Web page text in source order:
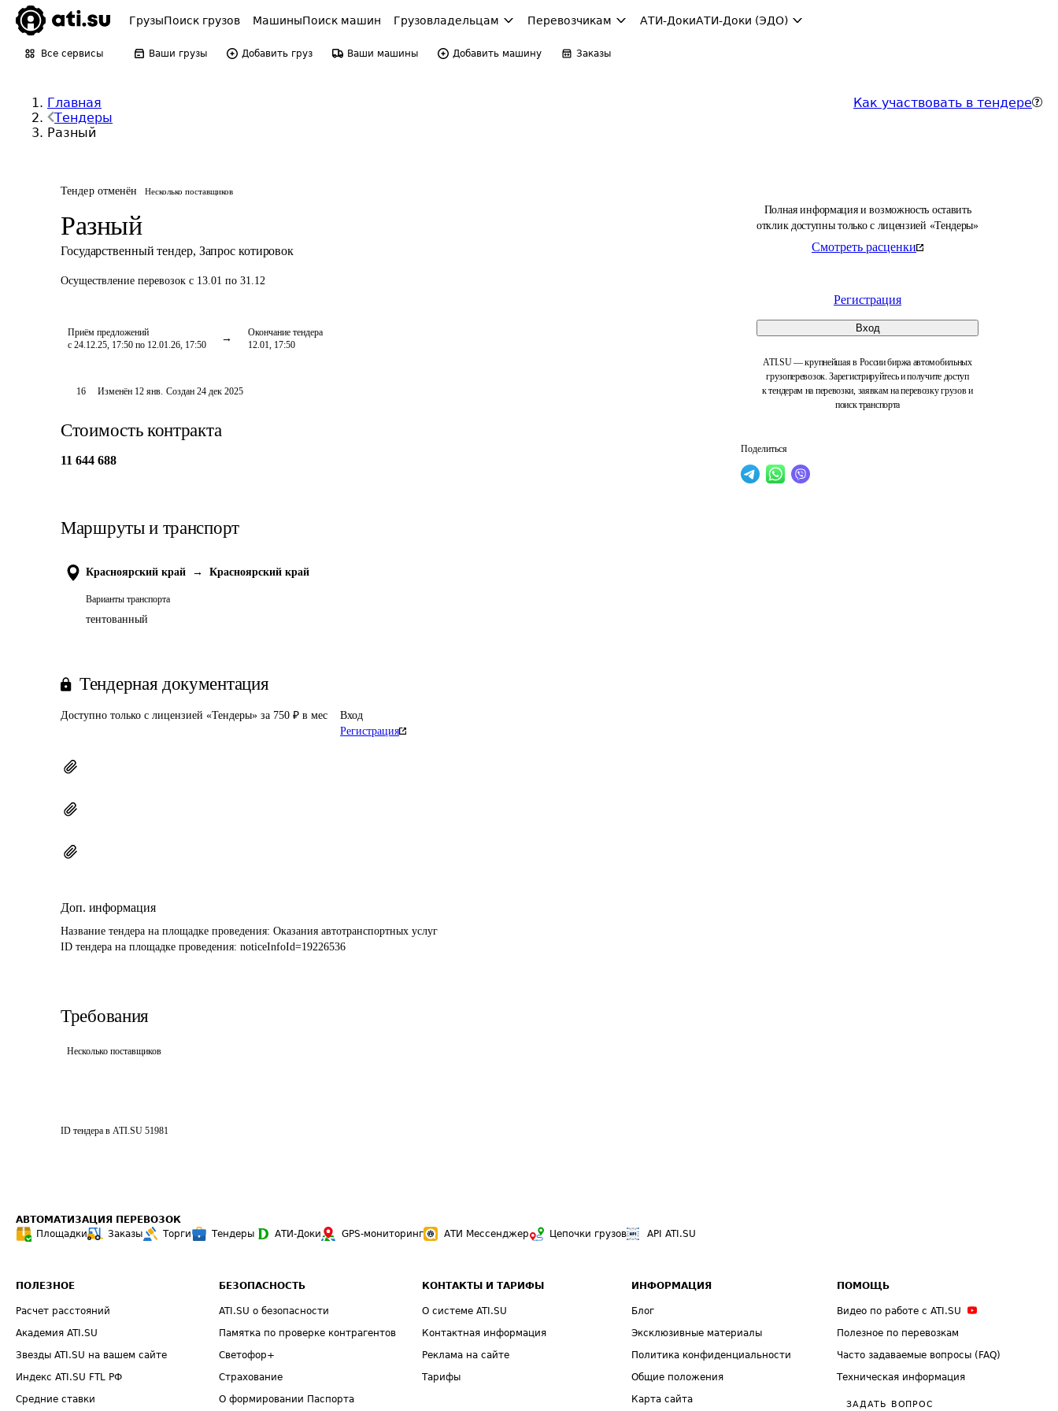
ГрузыПоиск грузов МашиныПоиск машин Грузовладельцам Перевозчикам АТИ-ДокиАТИ-Доки (ЭДО)
Все сервисы Ваши грузы Добавить груз Ваши машины Добавить машину Заказы
Главная
Тендеры
Разный
Как участвовать в тендере
Тендер отменён Несколько поставщиков
Разный
Государственный тендер, Запрос котировок
Осуществление перевозок с 13.01 по 31.12
Приём предложений
с 24.12.25, 17:50 по 12.01.26, 17:50
Окончание тендера
12.01, 17:50
Полная информация и возможность оставить
отклик доступны только с лицензией «Тендеры»
Смотреть расценки
Регистрация
Вход
ATI.SU — крупнейшая в России биржа автомобильных
грузоперевозок. Зарегистрируйтесь и получите доступ
к тендерам на перевозки, заявкам на перевозку грузов и
поиск транспорта
Поделиться
16 Изменён 12 янв. Создан 24 дек 2025
Стоимость контракта
11 644 688
Маршруты и транспорт
Красноярский край → Красноярский край
Варианты транспорта
тентованный
Тендерная документация
Доступно только с лицензией «Тендеры» за 750 ₽ в мес
Вход
Регистрация
Доп. информация
Название тендера на площадке проведения: Оказания автотранспортных услуг
ID тендера на площадке проведения: noticeInfoId=19226536
Требования
Несколько поставщиков
ID тендера в ATI.SU 51981
АВТОМАТИЗАЦИЯ ПЕРЕВОЗОК
Площадки
Заказы Торги Тендеры АТИ-Доки GPS-мониторинг АТИ Мессенджер Цепочки грузов API ATI.SU
ПОЛЕЗНОЕ
Расчет расстояний
Академия ATI.SU
Звезды ATI.SU на вашем сайте
Индекс ATI.SU FTL РФ
Средние ставки
БЕЗОПАСНОСТЬ
ATI.SU о безопасности
Памятка по проверке контрагентов
Светофор+
Страхование
О формировании Паспорта
КОНТАКТЫ И ТАРИФЫ
О системе ATI.SU
Контактная информация
Реклама на сайте
Тарифы
ИНФОРМАЦИЯ
Блог
Эксклюзивные материалы
Политика конфиденциальности
Общие положения
Карта сайта
ПОМОЩЬ
Видео по работе с ATI.SU
Полезное по перевозкам
Часто задаваемые вопросы (FAQ)
Техническая информация
ЗАДАТЬ ВОПРОС